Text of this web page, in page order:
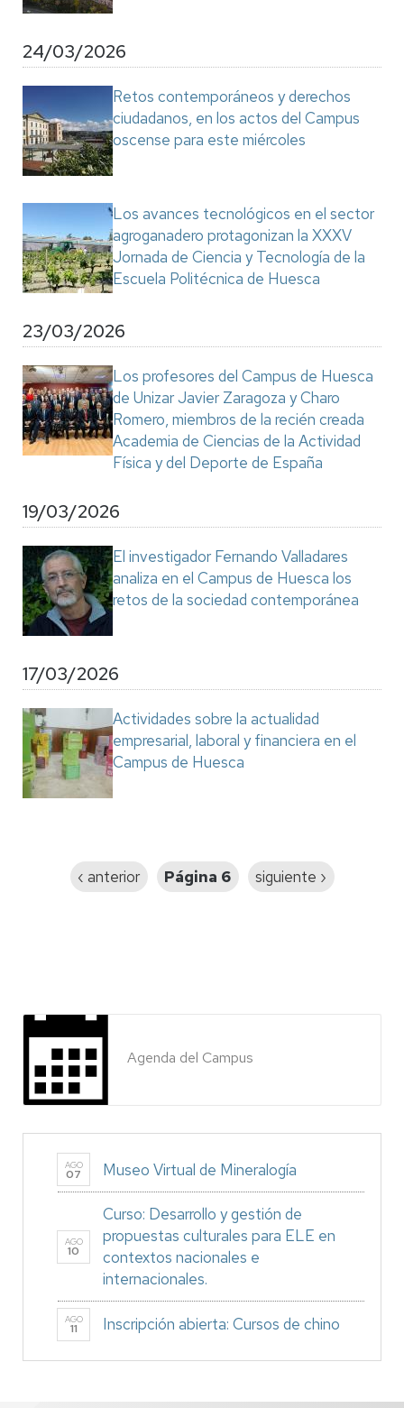
24/03/2026
Retos contemporáneos y derechos
ciudadanos, en los actos del Campus
oscense para este miércoles
Los avances tecnológicos en el sector
agroganadero protagonizan la XXXV
Jornada de Ciencia y Tecnología de la
Escuela Politécnica de Huesca
23/03/2026
Los profesores del Campus de Huesca
de Unizar Javier Zaragoza y Charo
Romero, miembros de la recién creada
Academia de Ciencias de la Actividad
Física y del Deporte de España
19/03/2026
El investigador Fernando Valladares
analiza en el Campus de Huesca los
retos de la sociedad contemporánea
17/03/2026
Actividades sobre la actualidad
empresarial, laboral y financiera en el
Campus de Huesca
Página
‹ anterior Página 6
Siguiente
siguiente ›
Agenda del Campus
AGO
07 Museo Virtual de Mineralogía
AGO
10
Curso: Desarrollo y gestión de
propuestas culturales para ELE en
contextos nacionales e
internacionales.
AGO
11 Inscripción abierta: Cursos de chino